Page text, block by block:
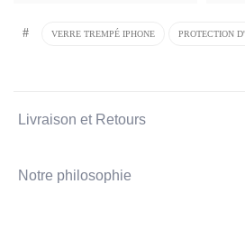
# VERRE TREMPÉ IPHONE PROTECTION
Livraison et Retours
Notre philosophie